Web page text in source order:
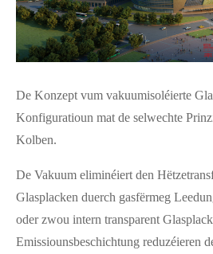
De Konzept vum vakuumisoléierte
Konfiguratioun mat de selwechte
Kolben.
De Vakuum eliminéiert den
Glasplacken duerch gasfërmeg
oder zwou intern transparent
Emissiounsbeschichtung reduzéieren